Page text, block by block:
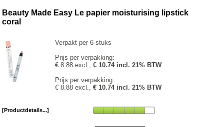
Beauty Made Easy Le papier moisturising lipstick
coral
Verpakt per 6 stuks
Prijs per verpakking:
€ 8.88 excl.,€ 10.74 incl. 21% BTW
Prijs per verpakking:
€ 8.88 excl.,€ 10.74 incl. 21% BTW
[Productdetails...]